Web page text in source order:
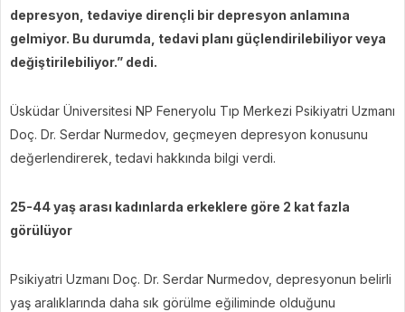
depresyon, tedaviye dirençli bir depresyon anlamına
gelmiyor. Bu durumda, tedavi planı güçlendirilebiliyor veya
değiştirilebiliyor.” dedi.
Üsküdar Üniversitesi NP Feneryolu Tıp Merkezi Psikiyatri Uzmanı
Doç. Dr. Serdar Nurmedov, geçmeyen depresyon konusunu
değerlendirerek, tedavi hakkında bilgi verdi.
25-44 yaş arası kadınlarda erkeklere göre 2 kat fazla
görülüyor
Psikiyatri Uzmanı Doç. Dr. Serdar Nurmedov, depresyonun belirli
yaş aralıklarında daha sık görülme eğiliminde olduğunu